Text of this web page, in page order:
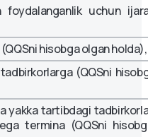
foydalanganlik uchun
hisobga olgan holda),
(QQSni
yakka tartibdagi
termina (QQSni